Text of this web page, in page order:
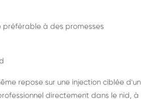
préférable à des promesses
repose sur une injection ciblée d'un
directement dans le nid, à